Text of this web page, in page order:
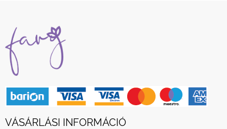
VÁSÁRLÁSI INFORMÁCIÓ